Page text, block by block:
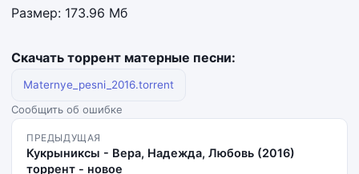
Размер: 173.96 Мб
Скачать торрент матерные песни:
Maternye_pesni_2016.torrent
Сообщить об ошибке
ПРЕДЫДУЩАЯ
Кукрыниксы - Вера, Надежда, Любовь (2016)
торрент - новое